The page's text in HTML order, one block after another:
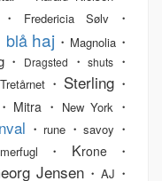
Fredericia Sølv・
blå haj ・ Magnolia ・
Dragsted ・shuts ・
Tretårnet ・ Sterling ・
Mitra ・ New York ・
・ rune ・savoy ・
・ Krone・
Jensen・ AJ ・